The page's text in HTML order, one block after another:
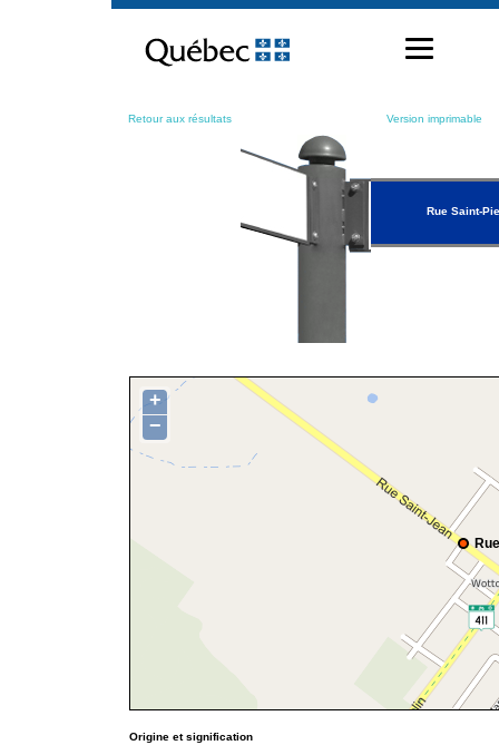
contenu
Retour aux résultats Version imprimable
Rue Saint-
+
−
Origine et signification